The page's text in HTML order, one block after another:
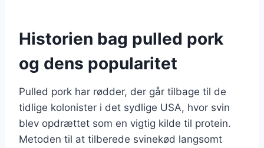
Historien bag pulled pork
og dens popularitet
Pulled pork har rødder, der går tilbage til de
tidlige kolonister i det sydlige USA, hvor svin
blev opdrættet som en vigtig kilde til protein.
Metoden til at tilberede svinekød langsomt